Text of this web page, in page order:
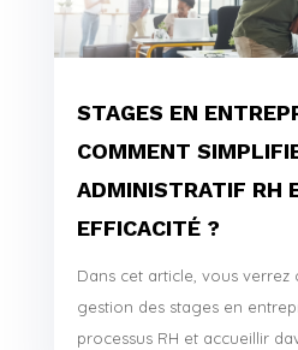
STAGES EN
COMMENT
ADMINISTRATIF RH
EFFICACITÉ ?
Dans cet article, vous
gestion des stages en
processus RH et accueillir